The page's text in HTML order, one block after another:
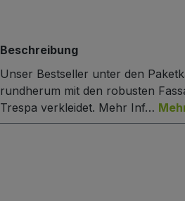
Beschreibung
Unser Bestseller unter den
rundherum mit den robusten
Trespa verkleidet. Mehr Inf…